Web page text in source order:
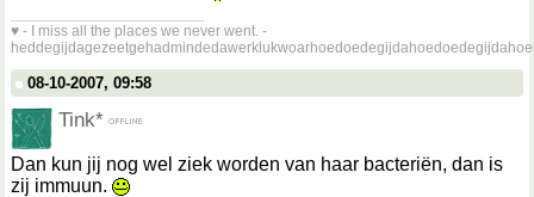
♥ - I miss all the places we never went. -
08-10-2007, 09:58
Tink*
Dan kun jij nog wel ziek worden van haar bacteriën, dan is
zij immuun.